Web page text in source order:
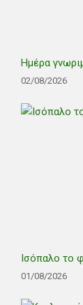
Ημέρα
02/08/2026
Ισόπαλο το
01/08/2026